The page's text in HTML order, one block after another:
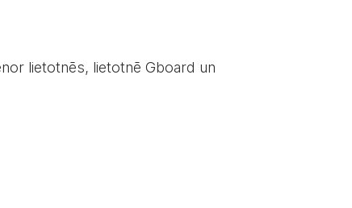
lietotnēs, lietotnē Gboard un